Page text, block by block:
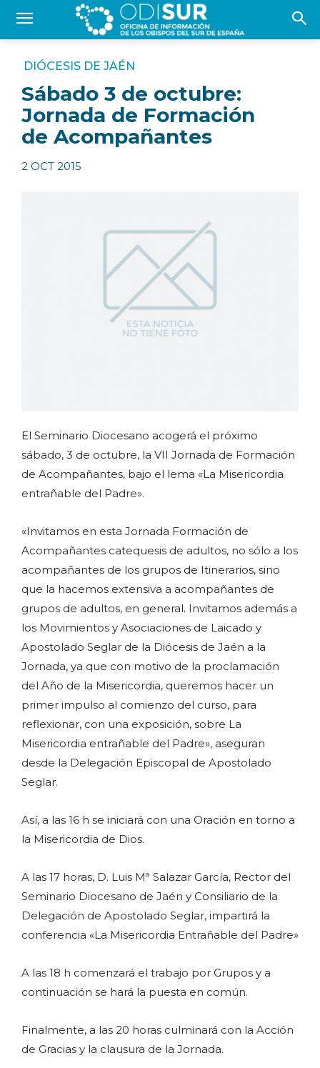
DIÓCESIS DE JAÉN
Sábado 3 de octubre:
Jornada de Formación
de Acompañantes
2 OCT 2015
El Seminario Diocesano acogerá el próximo
sábado, 3 de octubre, la VII Jornada de Formación
de Acompañantes, bajo el lema «La Misericordia
entrañable del Padre».
«Invitamos en esta Jornada Formación de
Acompañantes catequesis de adultos, no sólo a los
acompañantes de los grupos de Itinerarios, sino
que la hacemos extensiva a acompañantes de
grupos de adultos, en general. Invitamos además a
los Movimientos y Asociaciones de Laicado y
Apostolado Seglar de la Diócesis de Jaén a la
Jornada, ya que con motivo de la proclamación
del Año de la Misericordia, queremos hacer un
primer impulso al comienzo del curso, para
reflexionar, con una exposición, sobre La
Misericordia entrañable del Padre», aseguran
desde la Delegación Episcopal de Apostolado
Seglar.
Así, a las 16 h se iniciará con una Oración en torno a
la Misericordia de Dios.
A las 17 horas, D. Luis Mª Salazar García, Rector del
Seminario Diocesano de Jaén y Consiliario de la
Delegación de Apostolado Seglar, impartirá la
conferencia «La Misericordia Entrañable del Padre»
A las 18 h comenzará el trabajo por Grupos y a
continuación se hará la puesta en común.
Finalmente, a las 20 horas culminará con la Acción
de Gracias y la clausura de la Jornada.